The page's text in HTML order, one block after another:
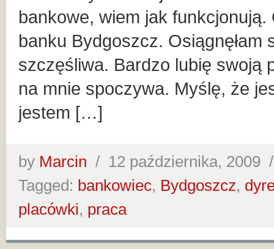
bankowe, wiem jak
banku Bydgoszcz.
szczęśliwa. Bardzo lubię swoją
na mnie spoczywa. Myślę, że
jestem […]
by Marcin / 12 października,
Tagged: bankowiec, Bydgoszcz,
placówki, praca